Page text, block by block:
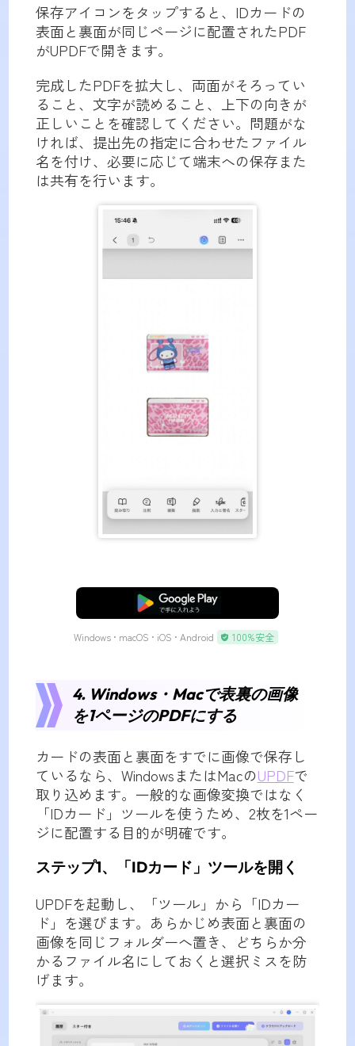
保存アイコンをタップすると、IDカードの
表面と裏面が同じページに配置されたPDF
がUPDFで開きます。
完成したPDFを拡大し、両面がそろってい
ること、文字が読めること、上下の向きが
正しいことを確認してください。問題がな
ければ、提出先の指定に合わせたファイル
名を付け、必要に応じて端末への保存また
は共有を行います。
無料ダウンロード
Windows • macOS • iOS • Android 100%安全
4. Windows・Macで表裏の画像
を1ページのPDFにする
カードの表面と裏面をすでに画像で保存し
ているなら、WindowsまたはMacのUPDFで
取り込めます。一般的な画像変換ではなく
「IDカード」ツールを使うため、2枚を1ペー
ジに配置する目的が明確です。
ステップ1、「IDカード」ツールを開く
UPDFを起動し、「ツール」から「IDカー
ド」を選びます。あらかじめ表面と裏面の
画像を同じフォルダーへ置き、どちらか分
かるファイル名にしておくと選択ミスを防
げます。